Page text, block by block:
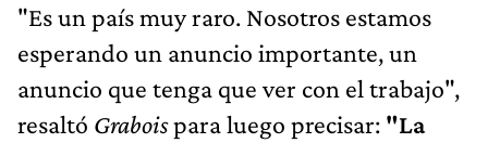
"Es un país muy raro. Nosotros estamos
esperando un anuncio importante, un
anuncio que tenga que ver con el trabajo",
resaltó Graboispara luego precisar: "La